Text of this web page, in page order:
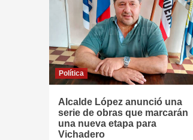
Política
Alcalde López anunció una
serie de obras que marcarán
una nueva etapa para
Vichadero